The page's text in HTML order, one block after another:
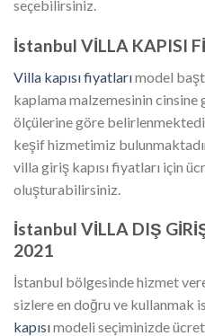
seçebilirsiniz.
İstanbul VİLLA KAPISI
Villa kapısı fiyatlarımodel
kaplama malzemesinin cinsine
ölçülerine göre
keşif hizmetimiz
villa giriş kapısı fiyatları için
oluşturabilirsiniz.
İstanbul VİLLA DIŞ
2021
İstanbul bölgesinde hizmet
sizlere en doğru ve kullanmak
kapısımodeli seçiminizde